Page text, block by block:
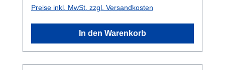
Preise inkl. MwSt. zzgl. Versandkosten
In den Warenkorb